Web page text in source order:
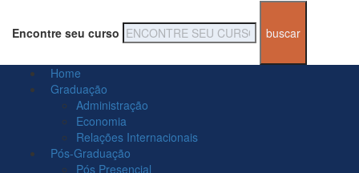
Encontre seu curso
Home
Graduação
Administração
Economia
Relações Internacionais
Pós-Graduação
Pós Presencial